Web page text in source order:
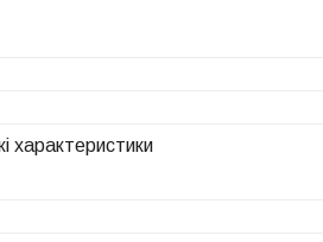
характеристики